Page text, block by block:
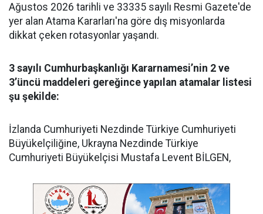
Ağustos 2026 tarihli ve 33335 sayılı Resmi Gazete'de
yer alan Atama Kararları'na göre dış misyonlarda
dikkat çeken rotasyonlar yaşandı.
3 sayılı Cumhurbaşkanlığı Kararnamesi’nin 2 ve
3’üncü maddeleri gereğince yapılan atamalar listesi
şu şekilde:
​İzlanda Cumhuriyeti Nezdinde Türkiye Cumhuriyeti
Büyükelçiliğine, Ukrayna Nezdinde Türkiye
Cumhuriyeti Büyükelçisi Mustafa Levent BİLGEN,